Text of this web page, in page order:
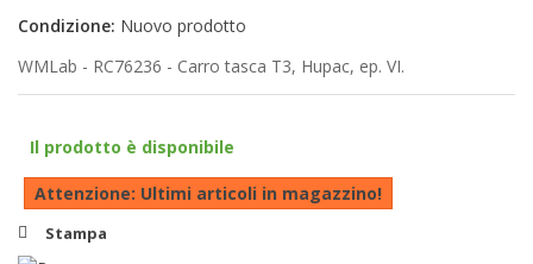
Condizione: Nuovo prodotto
WMLab - RC76236 - Carro tasca T3, Hupac, ep. VI.
Il prodotto è disponibile
Attenzione: Ultimi articoli in magazzino!
Stampa